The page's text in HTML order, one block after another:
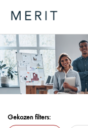
Gekozen filters: